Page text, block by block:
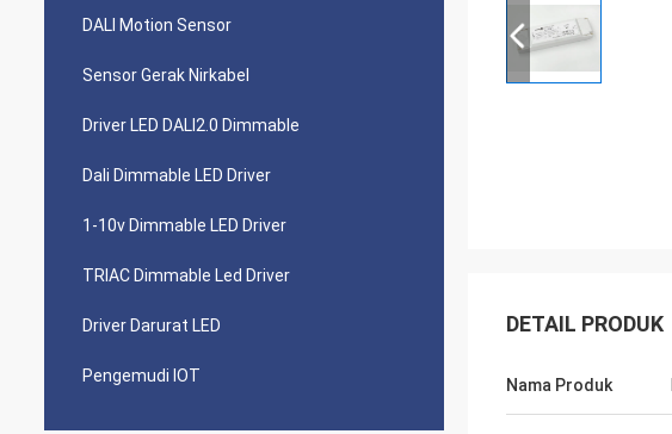
DALI Motion Sensor
Sensor Gerak Nirkabel
Driver LED DALI2.0 Dimmable
Dali Dimmable LED Driver
1-10v Dimmable LED Driver
TRIAC Dimmable Led Driver
Driver Darurat LED
Pengemudi IOT
DETAIL PRODUK
Nama Produk